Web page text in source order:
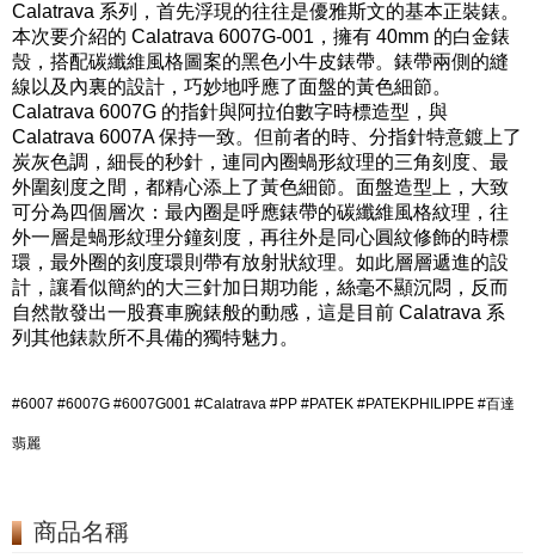
Calatrava 系列，首先浮現的往往是優雅斯文的基本正裝錶。
本次要介紹的 Calatrava 6007G-001，擁有 40mm 的白金錶
殼，搭配碳纖維風格圖案的黑色小牛皮錶帶。錶帶兩側的縫
線以及內裏的設計，巧妙地呼應了面盤的黃色細節。
Calatrava 6007G 的指針與阿拉伯數字時標造型，與
Calatrava 6007A 保持一致。但前者的時、分指針特意鍍上了
炭灰色調，細長的秒針，連同內圈蝸形紋理的三角刻度、最
外圍刻度之間，都精心添上了黃色細節。面盤造型上，大致
可分為四個層次：最內圈是呼應錶帶的碳纖維風格紋理，往
外一層是蝸形紋理分鐘刻度，再往外是同心圓紋修飾的時標
環，最外圈的刻度環則帶有放射狀紋理。如此層層遞進的設
計，讓看似簡約的大三針加日期功能，絲毫不顯沉悶，反而
自然散發出一股賽車腕錶般的動感，這是目前 Calatrava 系
列其他錶款所不具備的獨特魅力。
#6007 #6007G #6007G001 #Calatrava #PP #PATEK #PATEKPHILIPPE #百達
翡麗
商品名稱